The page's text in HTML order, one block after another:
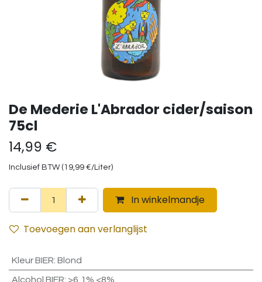
De Mederie L'Abrador cider/saison
75cl
14,99 €
Inclusief BTW ( 19,99 €/Liter)
In winkelmandje
Toevoegen aan verlanglijst
Kleur BIER: Blond
Alcohol BIER: >6,1% <8%